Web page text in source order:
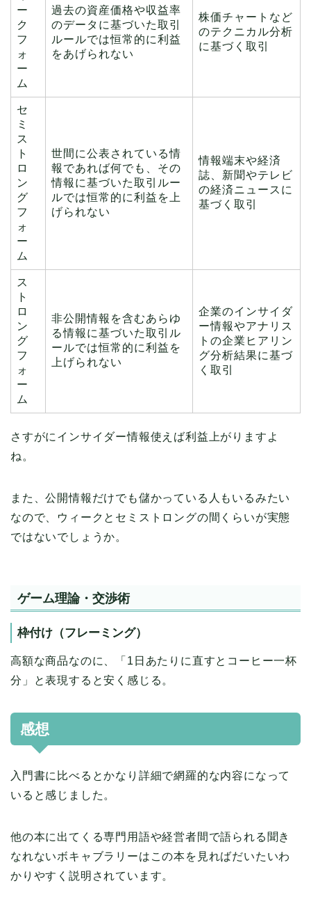
ー
ク
フ
ォ
ー
ム
過去の資産価格や収益率
のデータに基づいた取引
ルールでは恒常的に利益
をあげられない
株価チャートなど
のテクニカル分析
に基づく取引
セ
ミ
ス
ト
ロ
ン
グ
フ
ォ
ー
ム
世間に公表されている情
報であれば何でも、その
情報に基づいた取引ルー
ルでは恒常的に利益を上
げられない
情報端末や経済
誌、新聞やテレビ
の経済ニュースに
基づく取引
ス
ト
ロ
ン
グ
フ
ォ
ー
ム
非公開情報を含むあらゆ
る情報に基づいた取引ル
ールでは恒常的に利益を
上げられない
企業のインサイダ
ー情報やアナリス
トの企業ヒアリン
グ分析結果に基づ
く取引
さすがにインサイダー情報使えば利益上がりますよ
ね。
また、公開情報だけでも儲かっている人もいるみたい
なので、ウィークとセミストロングの間くらいが実態
ではないでしょうか。
ゲーム理論・交渉術
枠付け（フレーミング）
高額な商品なのに、「1日あたりに直すとコーヒー一杯
分」と表現すると安く感じる。
感想
入門書に比べるとかなり詳細で網羅的な内容になって
いると感じました。
他の本に出てくる専門用語や経営者間で語られる聞き
なれないボキャブラリーはこの本を見ればだいたいわ
かりやすく説明されています。